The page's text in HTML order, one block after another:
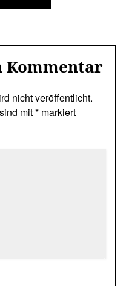
Kommentar
nicht veröffentlicht.
mit*markiert